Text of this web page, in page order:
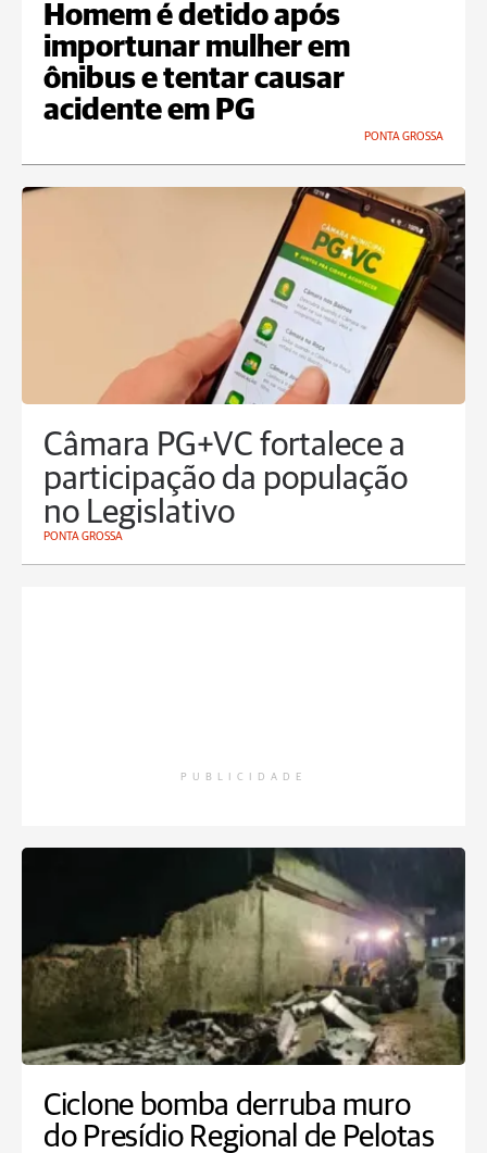
Homem é detido após
importunar mulher em
ônibus e tentar causar
acidente em PG
PONTA GROSSA
Câmara PG+VC fortalece a
participação da população
no Legislativo
PONTA GROSSA
PUBLICIDADE
Ciclone bomba derruba muro
do Presídio Regional de Pelotas